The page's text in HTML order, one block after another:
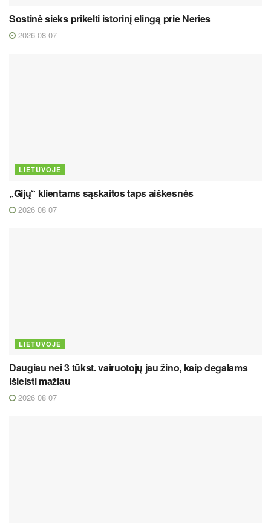
Sostinė sieks prikelti istorinį elingą prie Neries
2026 08 07
LIETUVOJE
„Gijų“ klientams sąskaitos taps aiškesnės
2026 08 07
LIETUVOJE
Daugiau nei 3 tūkst. vairuotojų jau žino, kaip degalams
išleisti mažiau
2026 08 07